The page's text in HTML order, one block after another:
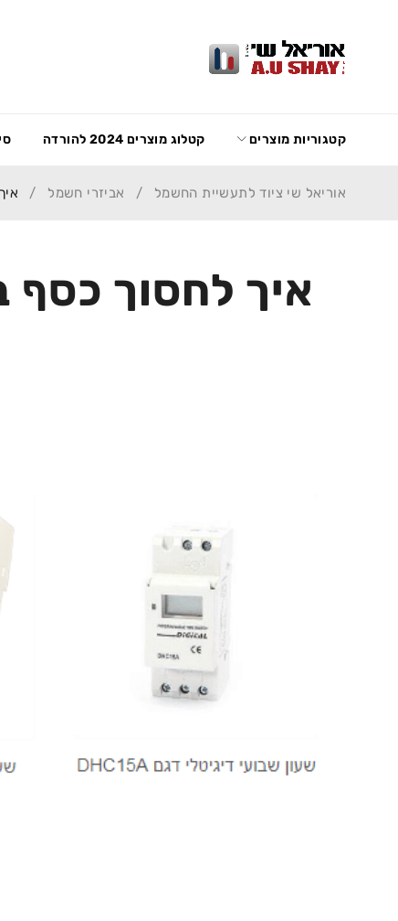
קטגוריות מוצרים קטלוג מוצרים 2024 להורדה
אוריאל שי ציוד לתעשיית החשמל / אביזרי חשמל /
איך לחסוך כסף